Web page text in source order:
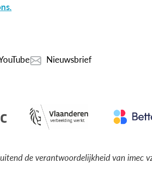
Nieuwsbrief
de verantwoordelijkheid van imec